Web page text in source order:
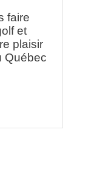
faire
et
plaisir
Québec